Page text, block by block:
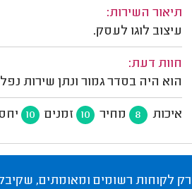
תיאור השירות:
עיצוב לוגו לעסק.
חוות דעת:
הוא היה בסדר גמור ונתן שירות
איכות 8 מחיר 10 זמנים 10
רק לקוחות רשומים ומאומתים,